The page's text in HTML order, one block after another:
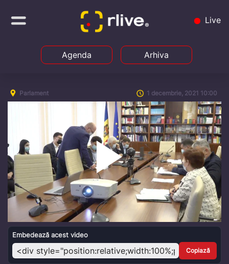
Live
Agenda Arhiva
Parlament 1 decembrie, 2021 10:00
Play
Video
Embedează acest video
Copiază